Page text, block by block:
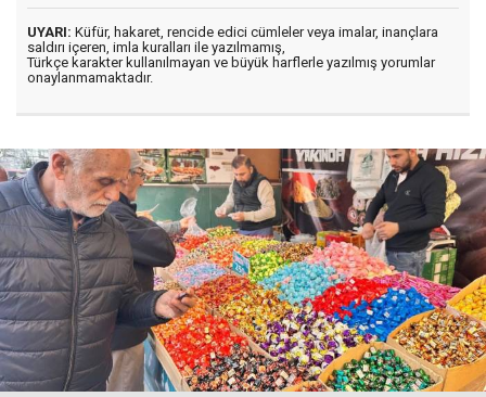
UYARI: Küfür, hakaret, rencide edici cümleler veya imalar, inançlara
saldırı içeren, imla kuralları ile yazılmamış,
Türkçe karakter kullanılmayan ve büyük harflerle yazılmış yorumlar
onaylanmamaktadır.